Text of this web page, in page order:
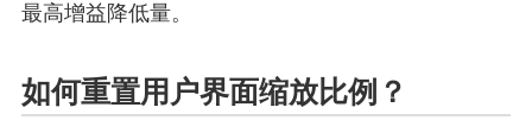
最高增益降低量。
如何重置用户界面缩放比例？